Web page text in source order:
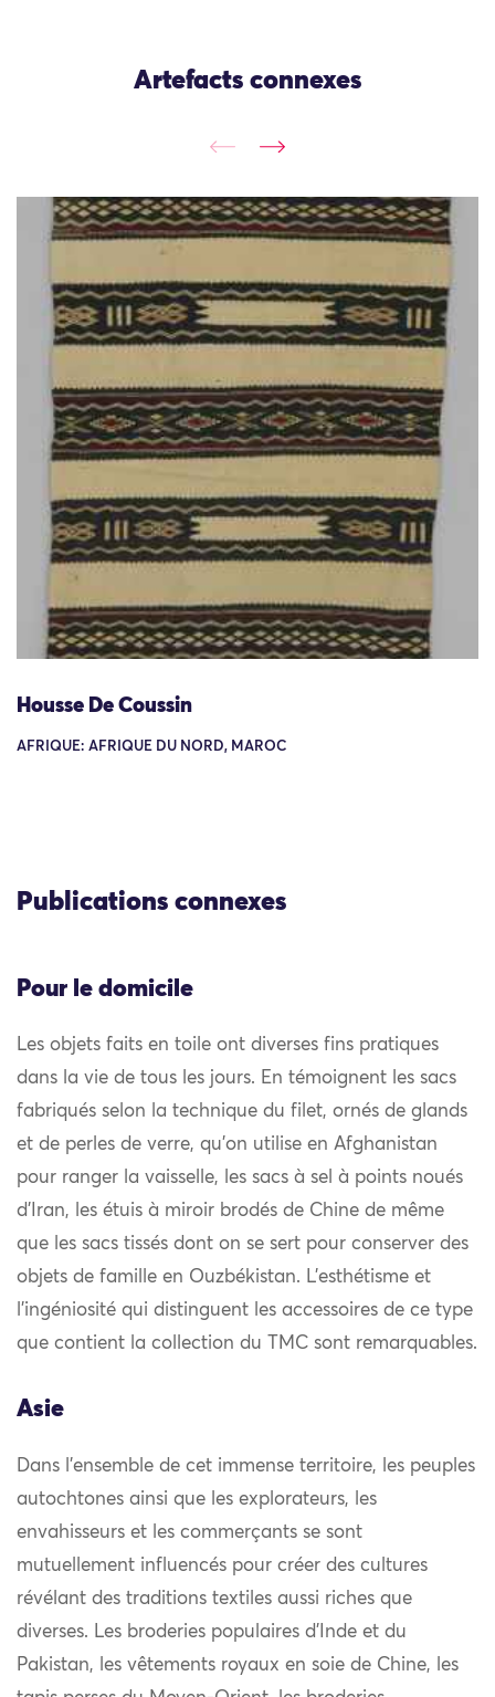
Artefacts connexes
Housse De Coussin
AFRIQUE: AFRIQUE DU NORD, MAROC
Publications connexes
Pour le domicile
Les objets faits en toile ont diverses fins pratiques
dans la vie de tous les jours. En témoignent les sacs
fabriqués selon la technique du filet, ornés de glands
et de perles de verre, qu’on utilise en Afghanistan
pour ranger la vaisselle, les sacs à sel à points noués
d’Iran, les étuis à miroir brodés de Chine de même
que les sacs tissés dont on se sert pour conserver des
objets de famille en Ouzbékistan. L’esthétisme et
l’ingéniosité qui distinguent les accessoires de ce type
que contient la collection du TMC sont remarquables.
Asie
Dans l’ensemble de cet immense territoire, les peuples
autochtones ainsi que les explorateurs, les
envahisseurs et les commerçants se sont
mutuellement influencés pour créer des cultures
révélant des traditions textiles aussi riches que
diverses. Les broderies populaires d’Inde et du
Pakistan, les vêtements royaux en soie de Chine, les